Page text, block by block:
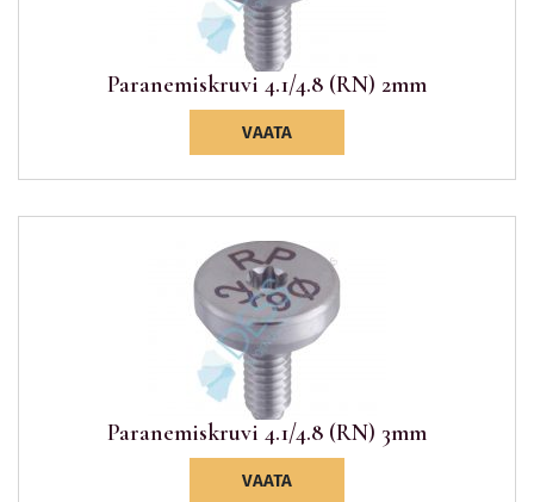
Paranemiskruvi 4.1/4.8 (RN) 2mm
VAATA
Paranemiskruvi 4.1/4.8 (RN) 3mm
VAATA